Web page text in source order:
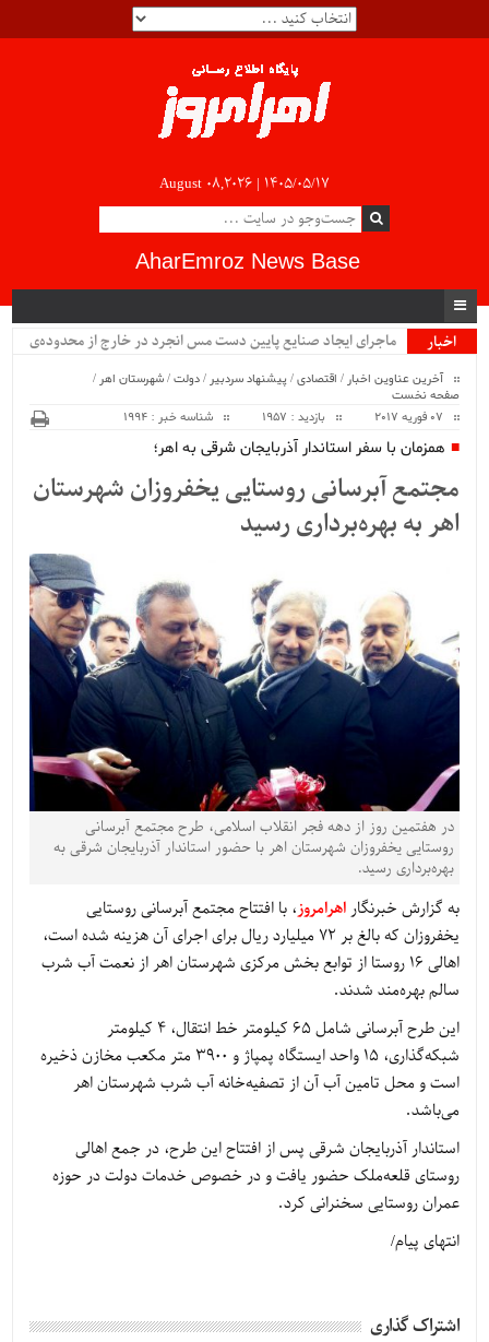
August 08,2026 | ۱۴۰۵/۰۵/۱۷
AharEmroz News Base
اخبار
ماجرای ایجاد صنایع پایین دست مس انجرد در خارج از محدوده‌ی
آخرین عناوین اخبار / اقتصادی/پیشنهاد سردبیر /دولت/شهرستان اهر /
صفحه نخست
بازدید : 1957 شناسه خبر : 1994
همزمان با سفر استاندار آذربایجان شرقی به اهر؛
مجتمع آبرسانی روستایی یخفروزان شهرستان
اهر به بهره‌برداری رسید
در هفتمین روز از دهه فجر انقلاب اسلامی، طرح مجتمع آبرسانی
روستایی یخفروزان شهرستان اهر با حضور استاندار آذربایجان شرقی به
بهره‌برداری رسید.
به گزارش خبرنگاراهرامروز، با افتتاح مجتمع آبرسانی روستایی
یخفروزان که بالغ بر 72 میلیارد ریال برای اجرای آن هزینه شده است،
اهالی 16 روستا از توابع بخش مرکزی شهرستان اهر از نعمت آب شرب
سالم بهره‌مند شدند.
این طرح آبرسانی شامل 65 کیلومتر خط انتقال، 4 کیلومتر
شبکه‌گذاری، 15 واحد ایستگاه پمپاژ و 3900 متر مکعب مخازن ذخیره
است و محل تامین آب آن از تصفیه‌خانه آب شرب شهرستان اهر
می‌باشد.
استاندار آذربایجان شرقی پس از افتتاح این طرح، در جمع اهالی
روستای قلعه‌ملک حضور یافت و در خصوص خدمات دولت در حوزه
عمران روستایی سخنرانی کرد.
انتهای پیام/
اشتراک گذاری